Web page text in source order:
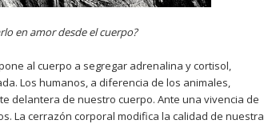
en amor desde el cuerpo?
al cuerpo a segregar adrenalina y cortisol,
Los humanos, a diferencia de los animales,
delantera de nuestro cuerpo. Ante una vivencia de
La cerrazón corporal modifica la calidad de nuestra